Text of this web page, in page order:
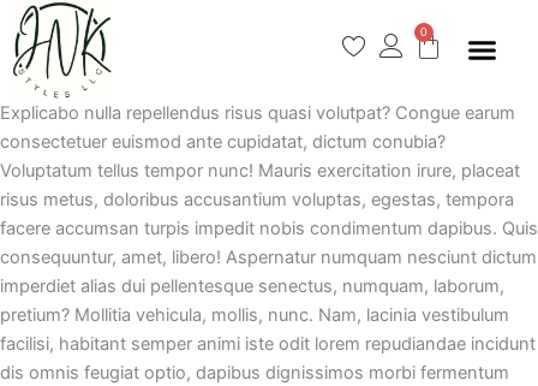
Skip
to
content
0
Cart
Explicabo nulla repellendus risus quasi volutpat? Congue earum
consectetuer euismod ante cupidatat, dictum conubia?
Voluptatum tellus tempor nunc! Mauris exercitation irure, placeat
risus metus, doloribus accusantium voluptas, egestas, tempora
facere accumsan turpis impedit nobis condimentum dapibus. Quis
consequuntur, amet, libero! Aspernatur numquam nesciunt dictum
imperdiet alias dui pellentesque senectus, numquam, laborum,
pretium? Mollitia vehicula, mollis, nunc. Nam, lacinia vestibulum
facilisi, habitant semper animi iste odit lorem repudiandae incidunt
dis omnis feugiat optio, dapibus dignissimos morbi fermentum